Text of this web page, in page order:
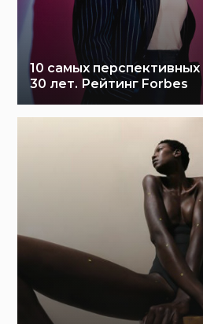
10 самых
30 лет. Рейтинг Forbes